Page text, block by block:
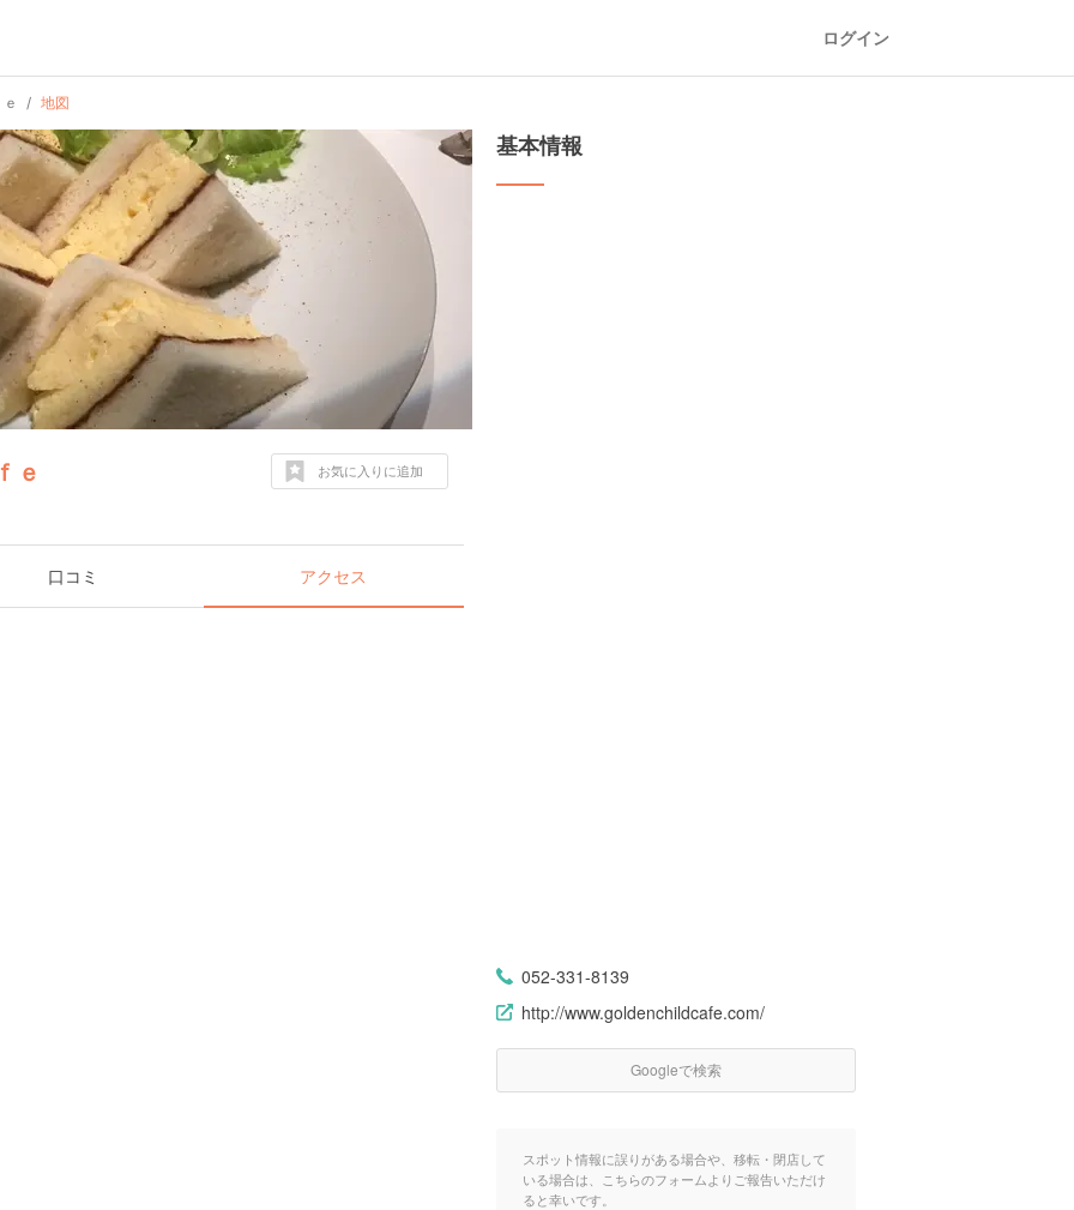
ログイン
地図
ｅ お気に入りに追加
口コミ アクセス
基本情報
052-331-8139
http://www.goldenchildcafe.com/
Googleで検索
スポット情報に誤りがある場合や、移転・閉店して
いる場合は、こちらのフォームよりご報告いただけ
ると幸いです。